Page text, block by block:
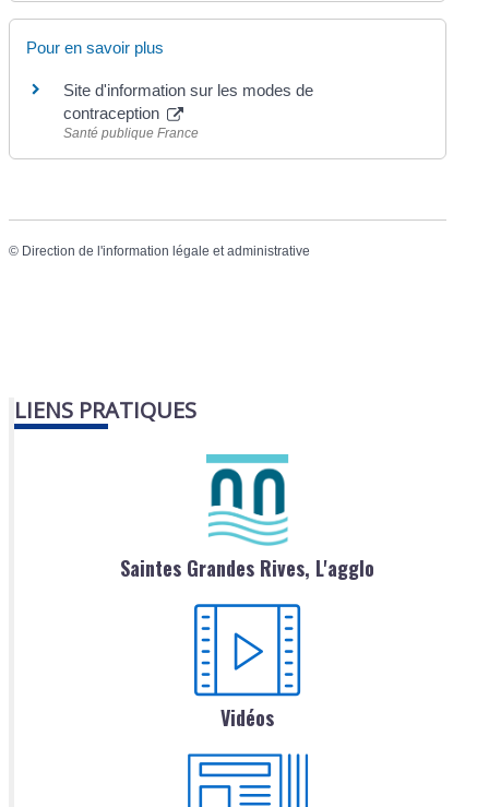
Pour en savoir plus
Site d'information sur les modes de
contraception
Santé publique France
© Direction de l'information légale et administrative
LIENS PRATIQUES
Saintes Grandes Rives, L'agglo
Vidéos